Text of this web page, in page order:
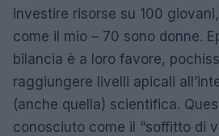
investire risorse su 100
come il mio – 70 sono donne.
bilancia è a loro favore,
raggiungere livelli apicali
(anche quella) scientifica.
conosciuto come il “soffitto di